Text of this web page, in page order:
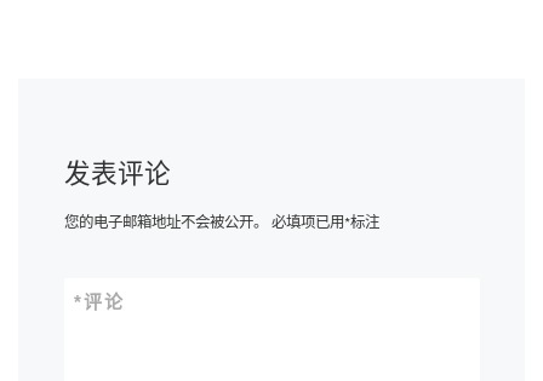
发表评论
您的电子邮箱地址不会被公开。 必填项已用*标注
评论
*